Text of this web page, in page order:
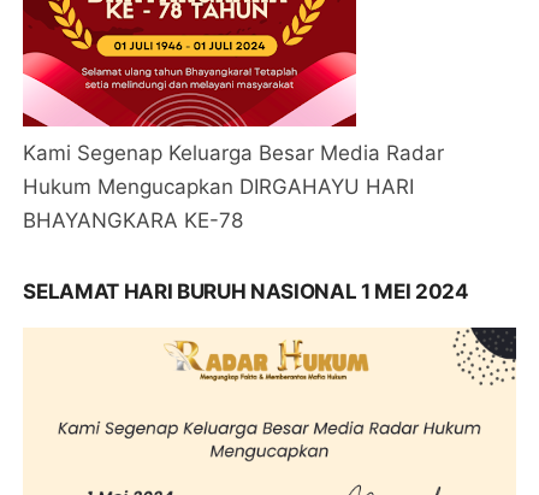
Kami Segenap Keluarga Besar Media Radar
Hukum Mengucapkan DIRGAHAYU HARI
BHAYANGKARA KE-78
SELAMAT HARI BURUH NASIONAL 1 MEI 2024